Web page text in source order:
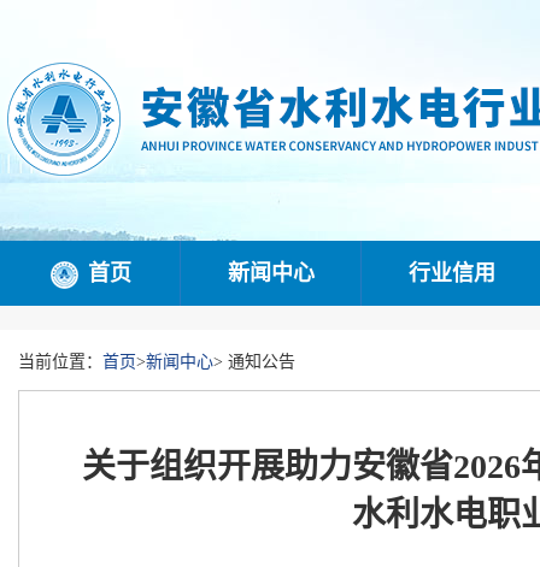
首页 新闻中心 行业信用
当前位置： 首页>新闻中心> 通知公告
关于组织开展助力安徽省
水利水电职